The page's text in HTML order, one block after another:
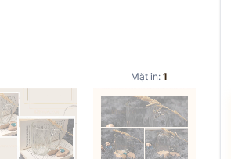
Mặt in: 1